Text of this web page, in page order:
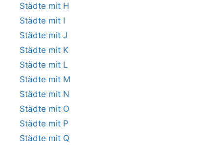
Städte mit H
Städte mit I
Städte mit J
Städte mit K
Städte mit L
Städte mit M
Städte mit N
Städte mit O
Städte mit P
Städte mit Q